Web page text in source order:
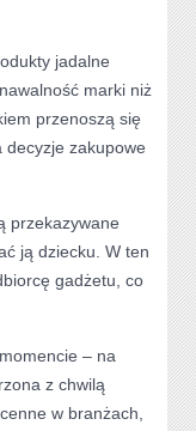
jadalne
marki niż
przenoszą się
decyzje zakupowe
przekazywane
ją dziecku. W ten
gadżetu, co
– na
z chwilą
w branżach,